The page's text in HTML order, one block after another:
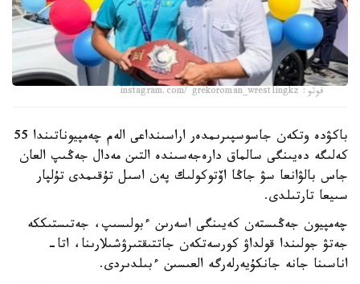
فوتو: instagram.com/ grekoroman_wrestlingkz
باكۋدە وتكەن جاسوسپىرىمدەر اراسىنداعى الەم چەمپيوناتىندا 55
كەلىگە دەيىنگى سالماق دارەجەسىندە التىن مەدال جەڭىپ العان
جاس بالۋانعا سۋ جاڭا اۆتوكولىك پەن اسىل تۇقىمدى تۇلپار
سىيعا تارتىلدى.
چەمپيون جەڭىستەن كەيىنگى اسەرىن ءبولىسىپ، جەتىستىككە
جەتۋ جولىندا قولداۋ كورسەتكەن جاتتىقتىرۋشىلارىنا، اتا-
اناسىنا جانە جانكۇيەرلەرگە العىسىن ءبىلدىردى.